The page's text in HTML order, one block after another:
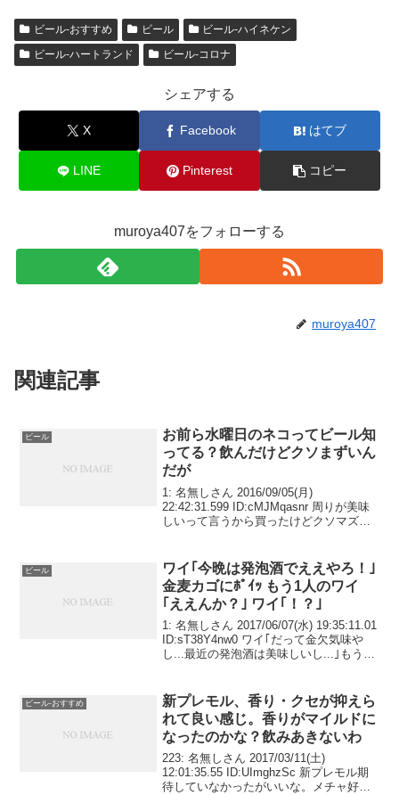
er n
a
e
b
o
n
ot
e
et
ビール-おすすめ ビール
ビール-ハイネケン
ビール-ハートランド
ビール-コロナ
シェアする
X Facebook はてブ
LINE Pinterest コピー
muroya407をフォローする
muroya407
関連記事
ビール
お前ら水曜日のネコってビール知
ってる？飲んだけどクソまずいん
だが
1: 名無しさん 2016/09/05(月)
22:42:31.599 ID:cMJMqasnr 周りが美味
しいって言うから買ったけどクソマズイ
ビール
ワイ｢今晩は発泡酒でええやろ！｣
金麦カゴにﾎﾟｲｯ もう1人のワイ
｢ええんか？｣ ワイ｢！？｣
1: 名無しさん 2017/06/07(水) 19:35:11.01
ID:sT38Y4nw0 ワイ｢だって金欠気味や
し...最近の発泡酒は美味しいし...｣もう1
ビール-おすすめ
新プレモル、香り・クセが抑えら
れて良い感じ。香りがマイルドに
なったのかな？飲みあきないわ
223: 名無しさん 2017/03/11(土)
12:01:35.55 ID:UImghzSc 新プレモル期
待していなかったがいいな。メチャ好み